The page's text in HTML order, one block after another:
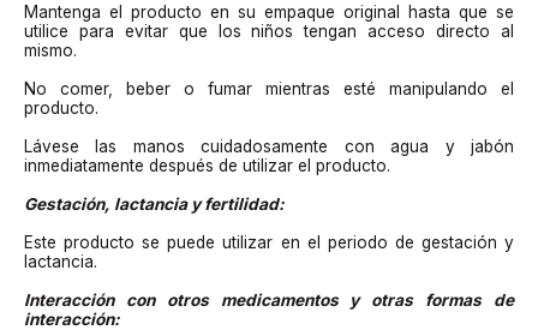
Mantenga el producto en su empaque original hasta que se
utilice para evitar que los niños tengan acceso directo al
mismo.
No comer, beber o fumar mientras esté manipulando el
producto.
Lávese las manos cuidadosamente con agua y jabón
inmediatamente después de utilizar el producto.
Gestación, lactancia y fertilidad:
Este producto se puede utilizar en el periodo de gestación y
lactancia.
Interacción con otros medicamentos y otras formas de
interacción: